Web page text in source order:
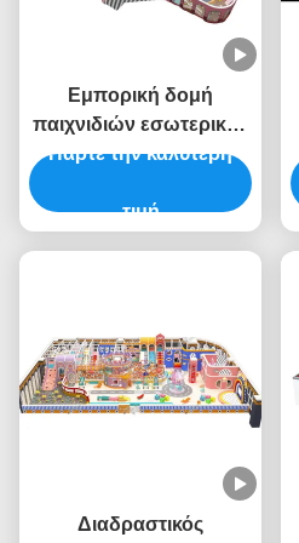
Εμπορική δομή
παιχνιδιών εσωτερικού
χώρου Παιδικά παιδικά
εξοπλισμός Ασφάλεια
Πάρτε την καλύτερη
τιμή
Διαδραστικός